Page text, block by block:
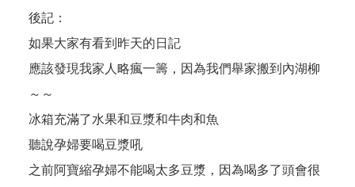
後記：
如果大家有看到昨天的日記
應該發現我家人略瘋一籌，因為我們舉家搬到內湖柳
～～
冰箱充滿了水果和豆漿和牛肉和魚
聽說孕婦要喝豆漿吼
之前阿寶縮孕婦不能喝太多豆漿，因為喝多了頭會很